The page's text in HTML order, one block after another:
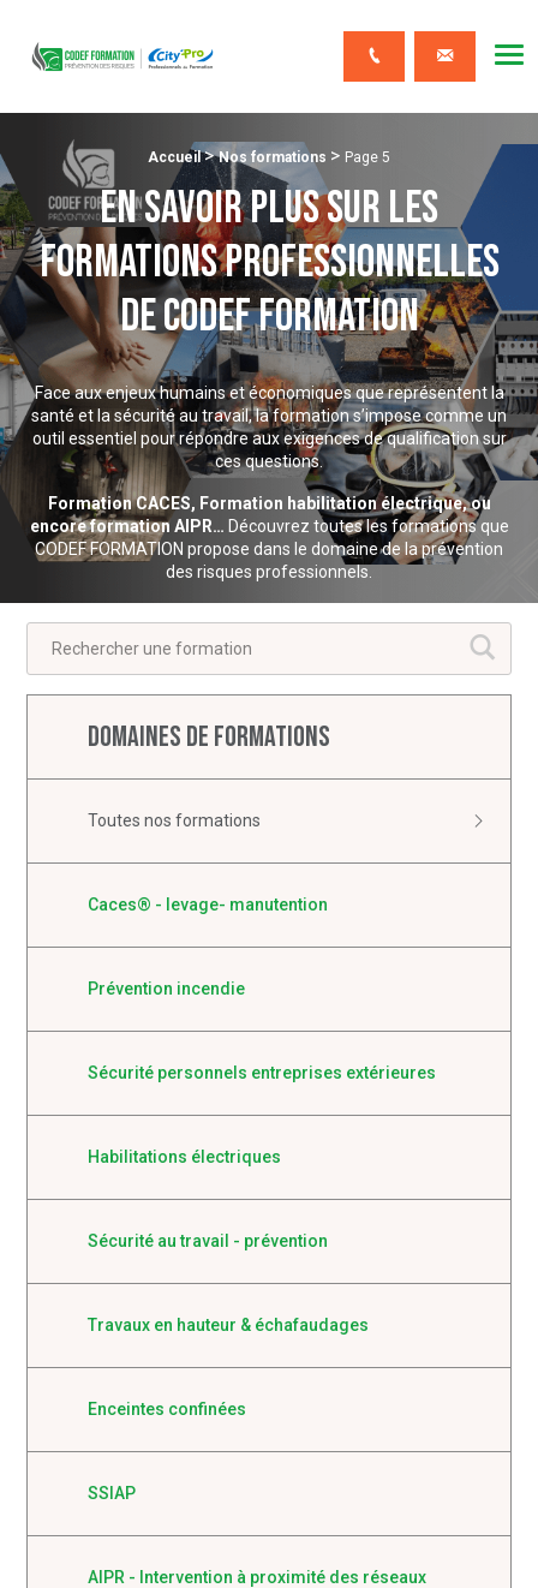
Contact
Fil d'Ariane : Accueil >Nos formations > Page 5
En savoir plus sur les
formations professionnelles
de CODEF FORMATION
Face aux enjeux humains et économiques que représentent la
santé et la sécurité au travail, la formation s’impose comme un
outil essentiel pour répondre aux exigences de qualification sur
ces questions.
Formation CACES, Formation habilitation électrique, ou
encore formation AIPR… Découvrez toutes les formations que
CODEF FORMATION propose dans le domaine de la prévention
des risques professionnels.
Ok
Domaines de formations
Toutes nos formations
Caces® - levage- manutention
Prévention incendie
Sécurité personnels entreprises extérieures
Habilitations électriques
Sécurité au travail - prévention
Travaux en hauteur & échafaudages
Enceintes confinées
SSIAP
AIPR - Intervention à proximité des réseaux